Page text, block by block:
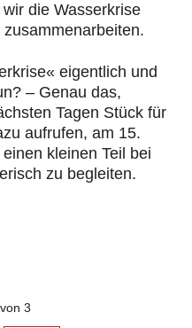
die Wasserkrise
eigentlich und
– Genau das,
Tagen Stück für
aufrufen, am 15.
kleinen Teil bei
zu begleiten.
3